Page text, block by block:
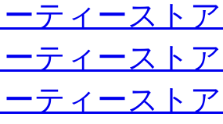
ティースト
ティースト
ティースト